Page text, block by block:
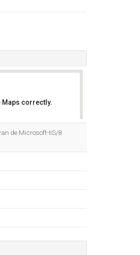
Maps correctly.
de Microsoft-IIS/8